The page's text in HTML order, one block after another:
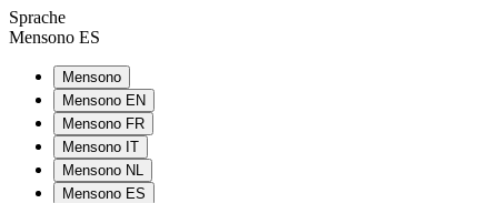
Sprache
Mensono ES
Mensono
Mensono EN
Mensono FR
Mensono IT
Mensono NL
Mensono ES